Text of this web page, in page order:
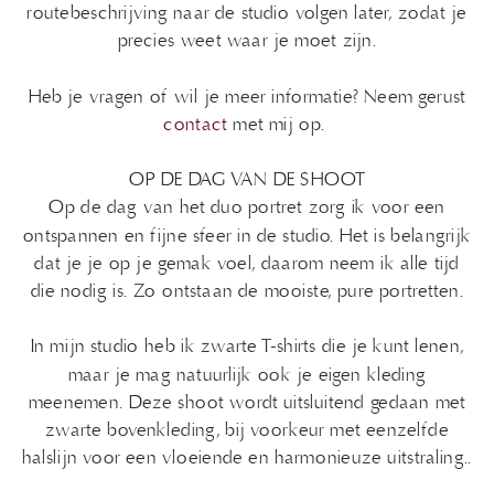
routebeschrijving naar de studio volgen later, zodat je
precies weet waar je moet zijn.
Heb je vragen of wil je meer informatie? Neem gerust
contact met mij op.
OP DE DAG VAN DE SHOOT
Op de dag van het duo portret zorg ik voor een
ontspannen en fijne sfeer in de studio. Het is belangrijk
dat je je op je gemak voel, daarom neem ik alle tijd
die nodig is. Zo ontstaan de mooiste, pure portretten.
In mijn studio heb ik zwarte T-shirts die je kunt lenen,
maar je mag natuurlijk ook je eigen kleding
meenemen. Deze shoot wordt uitsluitend gedaan met
zwarte bovenkleding, bij voorkeur met eenzelfde
halslijn voor een vloeiende en harmonieuze uitstraling..